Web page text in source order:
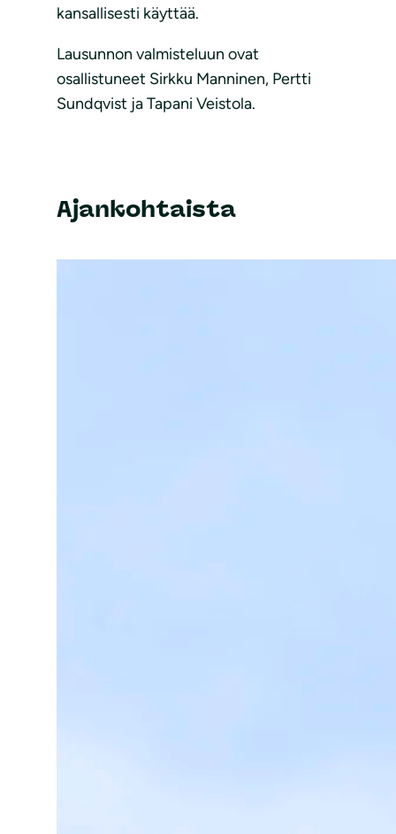
kansallisesti käyttää.
Lausunnon valmisteluun ovat
osallistuneet Sirkku Manninen, Pertti
Sundqvist ja Tapani Veistola.
Ajankohtaista